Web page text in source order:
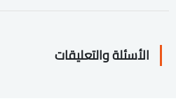
الأسئلة والتعليقات